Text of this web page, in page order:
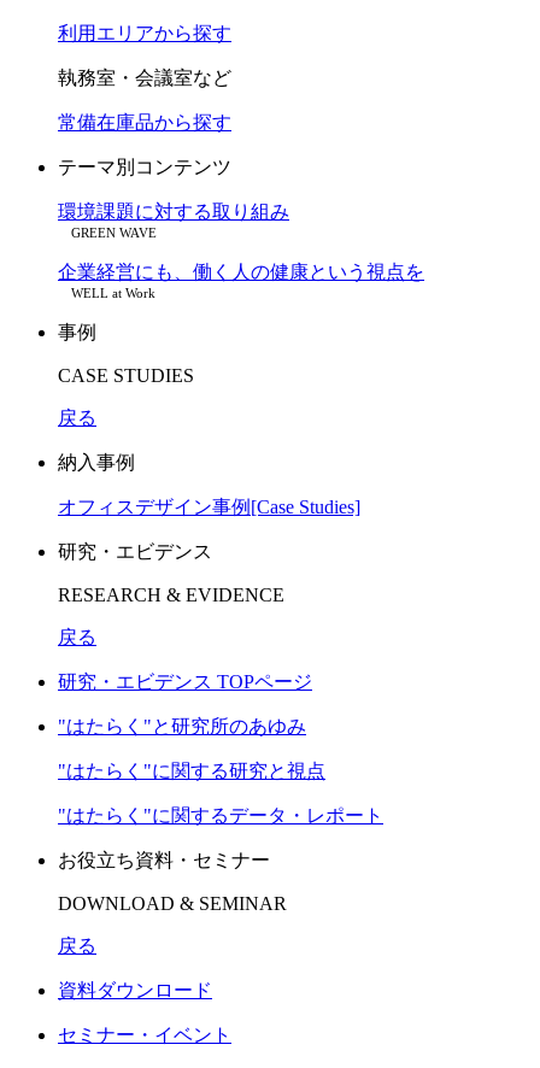
利用エリアから探す
執務室・会議室など
常備在庫品から探す
テーマ別コンテンツ
環境課題に対する取り組み
GREEN WAVE
企業経営にも、働く人の健康という視点を
WELL at Work
事例
CASE STUDIES
戻る
納入事例
オフィスデザイン事例[Case Studies]
研究・エビデンス
RESEARCH & EVIDENCE
戻る
研究・エビデンス TOPページ
"はたらく"と研究所のあゆみ
"はたらく"に関する研究と視点
"はたらく"に関するデータ・レポート
お役立ち資料・セミナー
DOWNLOAD & SEMINAR
戻る
資料ダウンロード
セミナー・イベント